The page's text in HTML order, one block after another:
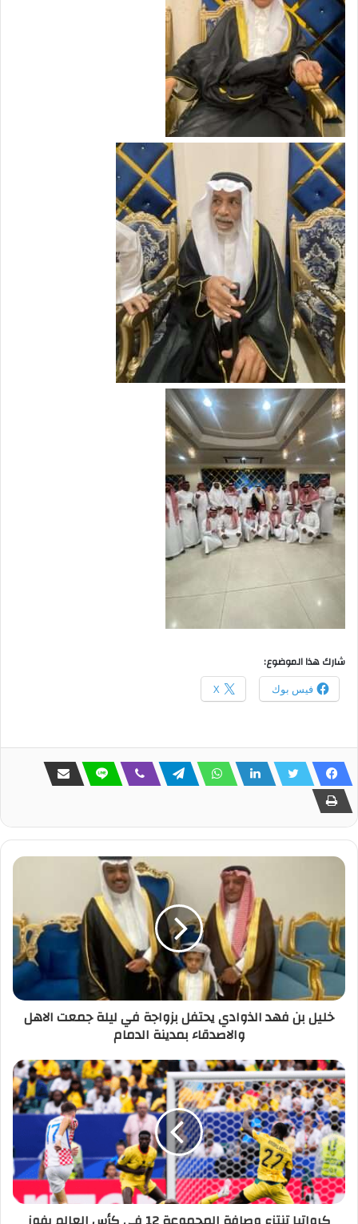
شارك هذا الموضوع:
فيس بوك X
خليل بن فهد الذوادي يحتفل بزواجة في ليلة جمعت الاهل
والاصدقاء بمدينة الدمام